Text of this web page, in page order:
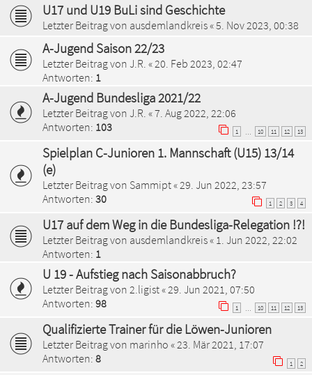
U17 und U19 BuLi sind Geschichte
Letzter Beitrag von ausdemlandkreis«5. Nov 2023, 00:38
A-Jugend Saison 22/23
Letzter Beitrag von J.R. « 20. Feb 2023, 02:47
Antworten: 1
A-Jugend Bundesliga 2021/22
Letzter Beitrag von J.R. «7. Aug 2022, 22:06
Antworten: 103 1 10 11 12 13
Spielplan C-Junioren 1. Mannschaft (U15) 13/14
(e)
Letzter Beitrag von Sammipt«29. Jun 2022, 23:57
Antworten: 30 1 2 3 4
U17 auf dem Weg in die Bundesliga-Relegation !?!
Letzter Beitrag von ausdemlandkreis« 1. Jun 2022, 22:02
Antworten: 1
U 19 - Aufstieg nach Saisonabbruch?
Letzter Beitrag von 2.ligist«29. Jun 2021, 07:50
Antworten: 98 1 … 10 11 12 13
Qualifizierte Trainer für die Löwen-Junioren
Letzter Beitrag von marinho «23. Mär 2021, 17:07
Antworten: 8 1 2